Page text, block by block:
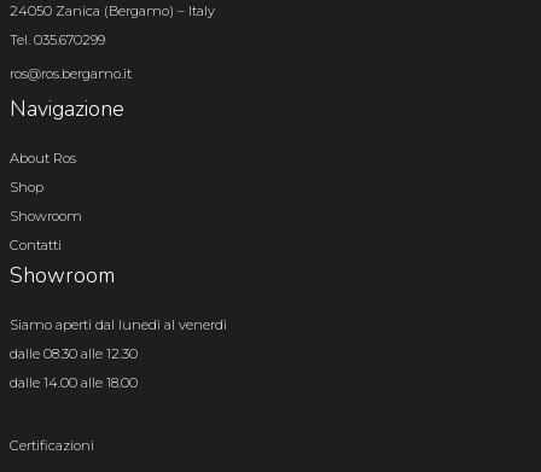
24050 Zanica (Bergamo) – Italy
Tel. 035.670299
ros@ros.bergamo.it
Navigazione
About Ros
Shop
Showroom
Contatti
Showroom
Siamo aperti dal lunedì al venerdì
dalle 08.30 alle 12.30
dalle 14.00 alle 18.00
Certificazioni